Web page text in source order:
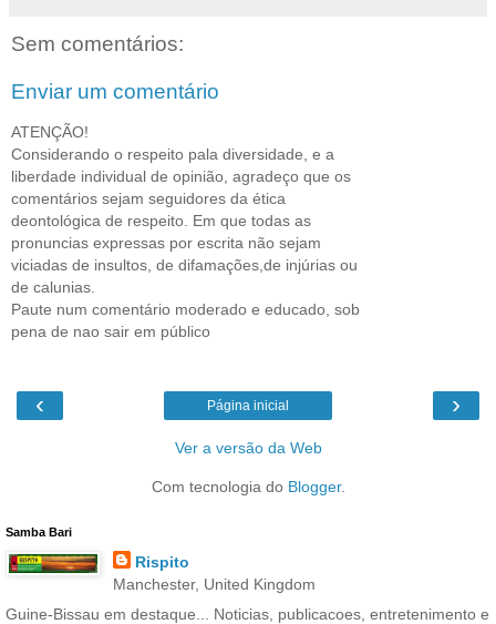
Sem comentários:
Enviar um comentário
ATENÇÃO!
Considerando o respeito pala diversidade, e a
liberdade individual de opinião, agradeço que os
comentários sejam seguidores da ética
deontológica de respeito. Em que todas as
pronuncias expressas por escrita não sejam
viciadas de insultos, de difamações,de injúrias ou
de calunias.
Paute num comentário moderado e educado, sob
pena de nao sair em público
‹ ›
Página inicial
Ver a versão da Web
Com tecnologia do Blogger.
Samba Bari
Rispito
Manchester, United Kingdom
Guine-Bissau em destaque... Noticias, publicacoes, entretenimento e